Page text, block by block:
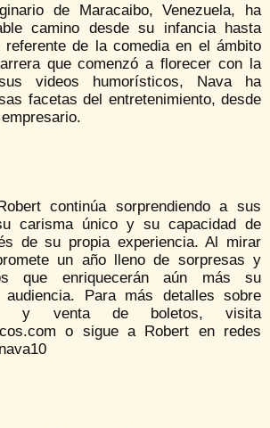
de Maracaibo, Venezuela, ha
camino desde su infancia hasta
de la comedia en el ámbito
que comenzó a florecer con la
videos humorísticos, Nava ha
facetas del entretenimiento, desde
continúa sorprendiendo a sus
carisma único y su capacidad de
de su propia experiencia. Al mirar
un año lleno de sorpresas y
que enriquecerán aún más su
Para más detalles sobre
y venta de boletos, visita
o sigue a Robert en redes